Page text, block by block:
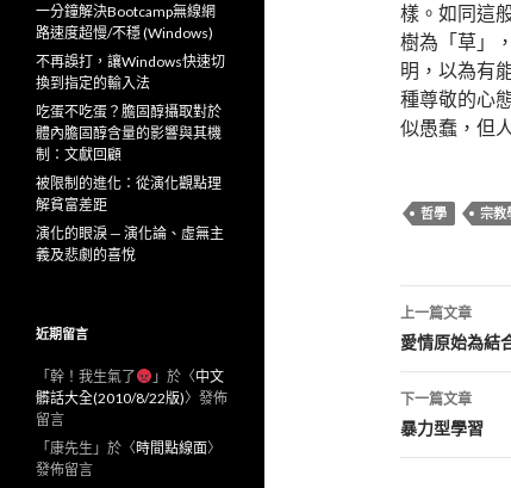
樣。如同這
樹為「草」
明，以為有
種尊敬的心
似愚蠢，但
哲學 宗教
文
章
導
覽
上一篇文章
愛情原始為結
下一篇文章
暴力型學習
一分鐘解決Bootcamp無線網
路速度超慢/不穩 (Windows)
不再誤打，讓Windows快速切
換到指定的輸入法
吃蛋不吃蛋？膽固醇攝取對於
體內膽固醇含量的影響與其機
制：文獻回顧
被限制的進化：從演化觀點理
解貧富差距
演化的眼淚 — 演化論、虛無主
義及悲劇的喜悅
近期留言
「 幹！我生氣了 」於〈中文
髒話大全(2010/8/22版)〉發佈
留言
「 康先生 」於〈時間點線面〉
發佈留言